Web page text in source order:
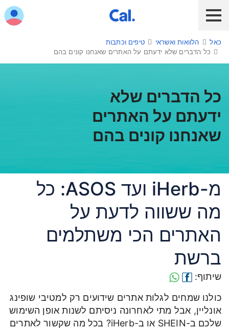
לקוח כאל לקוח Diners Club
שירות אונליין
הלוואות ואשראי
מבצעים והטבות
חו"ל
תשלום בנייד
כרטיס חדש
כאל הלוואות ואשראי
טיפים וכתבות
כל הדברים שלא ידעתם על האתרים שאנחנו קונים בהם
כל הדברים שלא
ידעתם על האתרים
שאנחנו קונים בהם
מ-iHerb ועד ASOS: כל
מה ששווה לדעת על
האתרים הכי משתלמים
ברשת
שיתוף:
כולנו שמחים לגלות אתרים שידועים רק למטיבי שופינג
אונליין, אבל מתי לאחרונה ניסיתם לשנות אופן השימוש
שלכם ב-SHEIN או ב-iHerb? בכל מה שקשור לאתרים